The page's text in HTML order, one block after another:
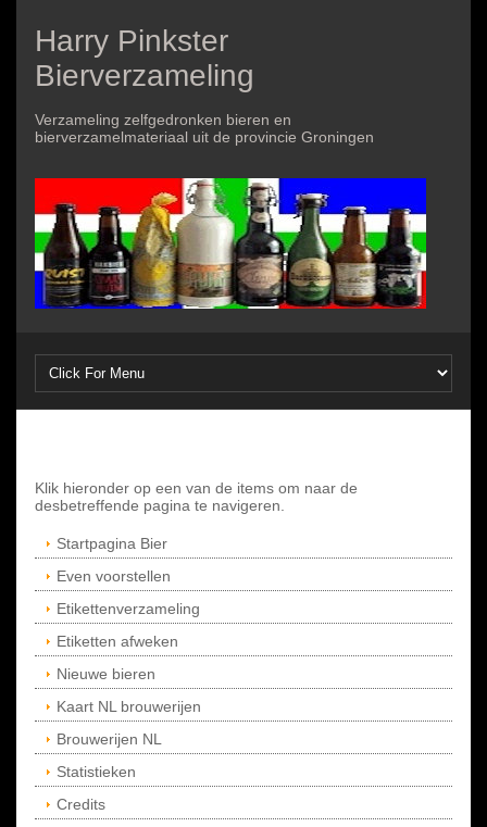
Harry Pinkster
Bierverzameling
Verzameling zelfgedronken bieren en
bierverzamelmateriaal uit de provincie Groningen
Klik hieronder op een van de items om naar de
desbetreffende pagina te navigeren.
Startpagina Bier
Even voorstellen
Etikettenverzameling
Etiketten afweken
Nieuwe bieren
Kaart NL brouwerijen
Brouwerijen NL
Statistieken
Credits